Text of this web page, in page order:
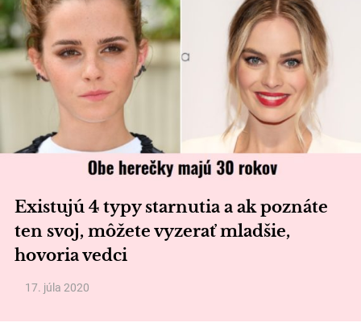
Existujú 4 typy starnutia a ak poznáte
ten svoj, môžete vyzerať mladšie,
hovoria vedci
17. júla 2020